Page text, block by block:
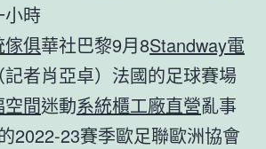
小時
傢俱華社巴黎9月8Standway電
記者肖亞卓）法國的足球賽場
空間迷動系統櫃工廠直營亂事
2022-23賽季歐足聯歐洲協會